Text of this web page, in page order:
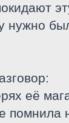
нужно
её
помнила